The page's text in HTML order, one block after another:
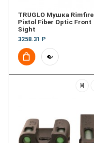
TRUGLO Мушка Rimfire
Pistol Fiber Optic Front
Sight
3258.31 Р